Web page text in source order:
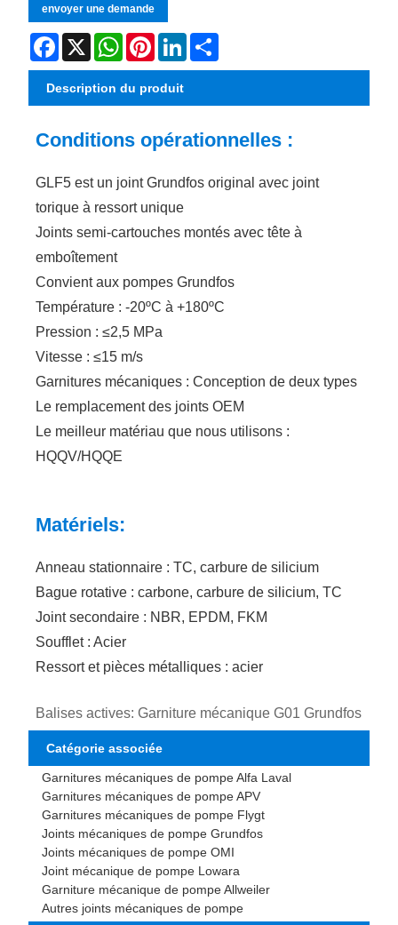
envoyer une demande
Facebook
X WhatsAppPinterestLinkedIn
Description du produit
Conditions opérationnelles :
GLF5 est un joint Grundfos original avec joint
torique à ressort unique
Joints semi-cartouches montés avec tête à
emboîtement
Convient aux pompes Grundfos
Température : -20ºC à +180ºC
Pression : ≤2,5 MPa
Vitesse : ≤15 m/s
Garnitures mécaniques : Conception de deux types
Le remplacement des joints OEM
Le meilleur matériau que nous utilisons :
HQQV/HQQE
Matériels:
Anneau stationnaire : TC, carbure de silicium
Bague rotative : carbone, carbure de silicium, TC
Joint secondaire : NBR, EPDM, FKM
Soufflet : Acier
Ressort et pièces métalliques : acier
Balises actives: Garniture mécanique G01 Grundfos
Catégorie associée
Garnitures mécaniques de pompe Alfa Laval
Garnitures mécaniques de pompe APV
Garnitures mécaniques de pompe Flygt
Joints mécaniques de pompe Grundfos
Joints mécaniques de pompe OMI
Joint mécanique de pompe Lowara
Garniture mécanique de pompe Allweiler
Autres joints mécaniques de pompe